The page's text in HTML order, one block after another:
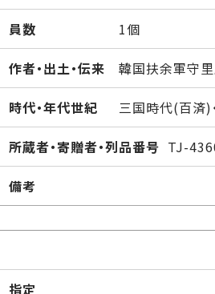
員数 1個
作者・出土・伝来 韓国扶余軍守
時代・年代世紀 三国時代(百済)
所蔵者・寄贈者・列品番号 TJ-
備考
指定